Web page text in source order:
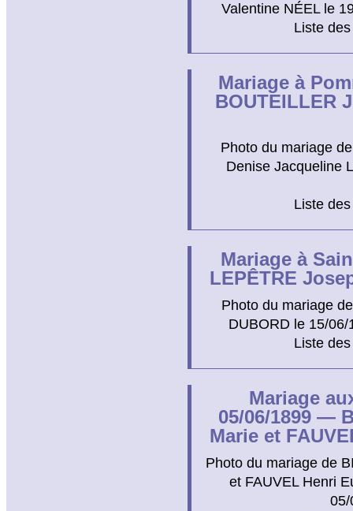
Valentine NÉEL le
Liste
Mariage à
BOUTEILLER
Photo du mariage
Denise Jacqueline
Liste
Mariage à
LEPÊTRE
Photo du mariage
DUBORD le 15/
Liste
Mariage
05/06/1899 —
Marie et
Photo du mariage de
et FAUVEL Henri
05/